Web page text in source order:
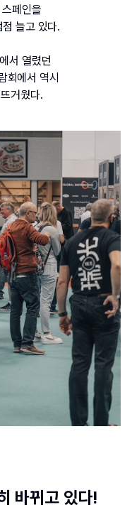
페인을
늘고 있다.
서 열렸던
회에서 역시
거웠다.
바뀌고 있다!